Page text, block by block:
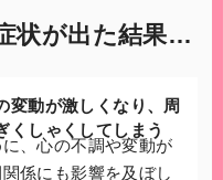
状が出た結果…
変動が激しくなり、周
くしゃくしてしまう
、心の不調や変動が
係にも影響を及ぼし